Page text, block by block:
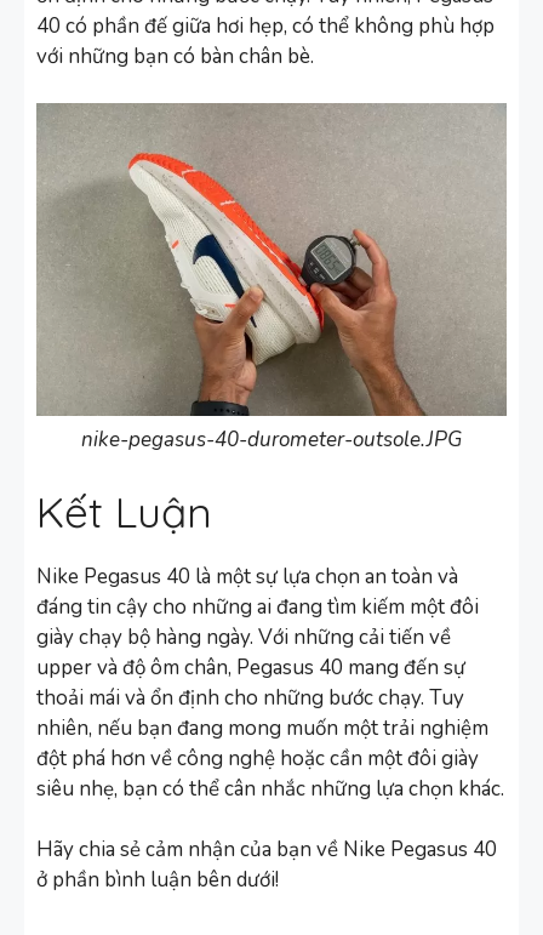
40 có phần đế giữa hơi hẹp, có thể không phù hợp
với những bạn có bàn chân bè.
nike-pegasus-40-durometer-outsole.JPG
Kết Luận
Nike Pegasus 40 là một sự lựa chọn an toàn và
đáng tin cậy cho những ai đang tìm kiếm một đôi
giày chạy bộ hàng ngày. Với những cải tiến về
upper và độ ôm chân, Pegasus 40 mang đến sự
thoải mái và ổn định cho những bước chạy. Tuy
nhiên, nếu bạn đang mong muốn một trải nghiệm
đột phá hơn về công nghệ hoặc cần một đôi giày
siêu nhẹ, bạn có thể cân nhắc những lựa chọn khác.
Hãy chia sẻ cảm nhận của bạn về Nike Pegasus 40
ở phần bình luận bên dưới!